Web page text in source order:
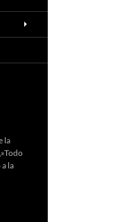
la
la